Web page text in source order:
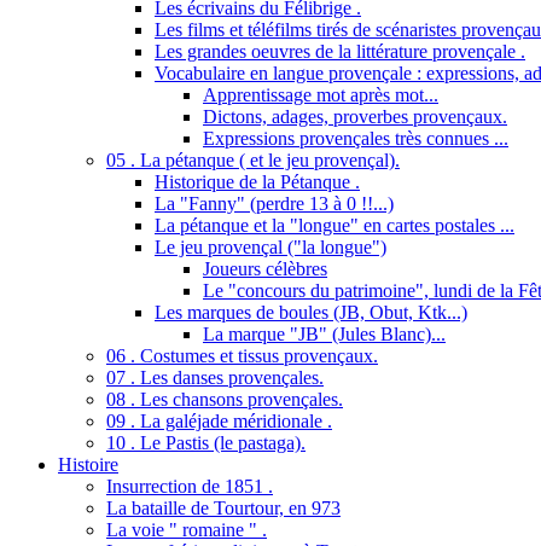
Les écrivains du Félibrige .
Les films et téléfilms tirés de scénaristes
Les grandes oeuvres de la littérature provençale .
Vocabulaire en langue provençale : expressions,
Apprentissage mot après mot...
Dictons, adages, proverbes provençaux.
Expressions provençales très connues ...
05 . La pétanque ( et le jeu provençal).
Historique de la Pétanque .
La "Fanny" (perdre 13 à 0 !!...)
La pétanque et la "longue" en cartes postales ...
Le jeu provençal ("la longue")
Joueurs célèbres
Le "concours du patrimoine", lundi de la
Les marques de boules (JB, Obut, Ktk...)
La marque "JB" (Jules Blanc)...
06 . Costumes et tissus provençaux.
07 . Les danses provençales.
08 . Les chansons provençales.
09 . La galéjade méridionale .
10 . Le Pastis (le pastaga).
Histoire
Insurrection de 1851 .
La bataille de Tourtour, en 973
La voie " romaine " .